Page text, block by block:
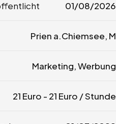
01/08/2026
Prien a.Chiemsee, M
Marketing, Werbung
21 Euro - 21 Euro / Stunde